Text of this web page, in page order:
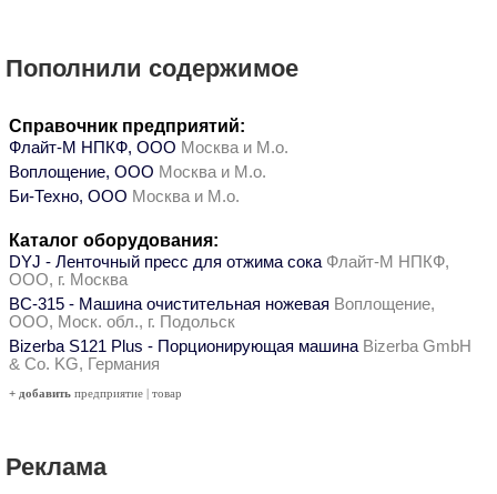
Пополнили содержимое
Справочник предприятий:
Флайт-М НПКФ, ООО Москва и М.о.
Воплощение, ООО Москва и М.о.
Би-Техно, ООО Москва и М.о.
Каталог оборудования:
DYJ - Ленточный пресс для отжима сока Флайт-М НПКФ,
ООО, г. Москва
ВС-315 - Машина очистительная ножевая Воплощение,
ООО, Моск. обл., г. Подольск
Bizerba S121 Plus - Порционирующая машина Bizerba GmbH
& Co. KG, Германия
+ добавить предприятие | товар
Реклама